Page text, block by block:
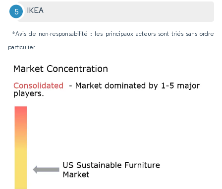
IKEA
*Avis de non-responsabilité : les principaux acteurs sont triés sans ordre
particulier